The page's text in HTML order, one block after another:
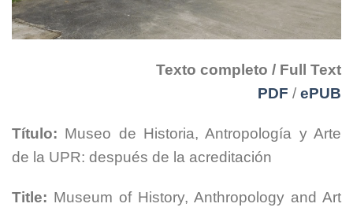
Texto completo / Full Text
PDF / ePUB
Título: Museo de Historia, Antropología y Arte
de la UPR: después de la acreditación
Title: Museum of History, Anthropology and Art